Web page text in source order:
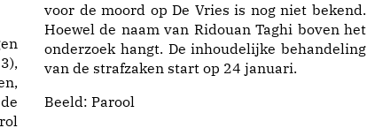
voor de moord op De Vries is nog niet bekend.
Hoewel de naam van Ridouan Taghi boven het
onderzoek hangt. De inhoudelijke behandeling
van de strafzaken start op 24 januari.
Beeld: Parool